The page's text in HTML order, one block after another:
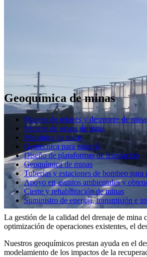
Geoquímica de minas
Manejo de relaves y desmonte de mina
Manejo de aguas de mina
Mecánica de rocas
Geotécnica para minería
Diseño de plataformas de lixiviación
Geoquímica de minas
Tuberías y estaciones de bombeo para
Apoyo en asuntos ambientales y
Cierre y rehabilitación de minas
Suministro de energía, transmisión e
La gestión de la calidad del drenaje de
optimización de operaciones existentes, el
Nuestros geoquímicos prestan ayuda en el
modelamiento de los impactos de la